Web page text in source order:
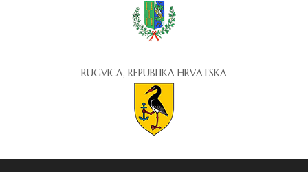
RUGVICA, REPUBLIKA HRVATSKA